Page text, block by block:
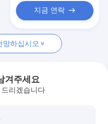
로 덮인 정자
지금 연락
망하십시오
겨주세요
리겠습니다